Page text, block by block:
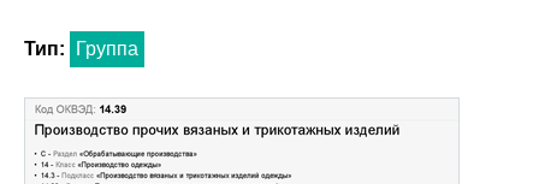
Тип: Группа